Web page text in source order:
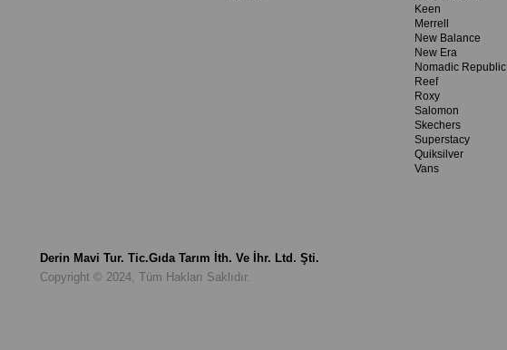
Keen
Merrell
New Balance
New Era
Nomadic Republic
Reef
Roxy
Salomon
Skechers
Superstacy
Quiksilver
Vans
Derin Mavi Tur. Tic.Gıda Tarım İth. Ve İhr. Ltd. Şti.
Copyright © 2024, Tüm Hakları Saklıdır.